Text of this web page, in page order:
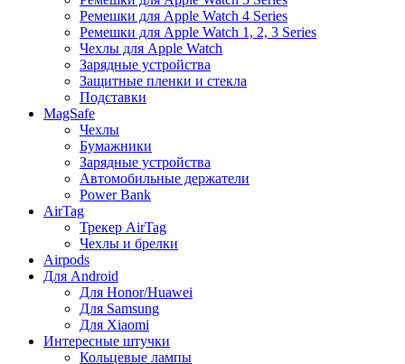
Ремешки для Apple Watch 4 Series
Ремешки для Apple Watch 1, 2, 3 Series
Чехлы для Apple Watch
Зарядные устройства
Защитные пленки и стекла
Подставки
MagSafe
Чехлы
Бумажники
Зарядные устройства
Автомобильные держатели
Power Bank
AirTag
Трекер AirTag
Чехлы и брелки
Airpods
Для Android
Для Honor/Huawei
Для Samsung
Для Xiaomi
Интересные штучки
Кольцевые лампы